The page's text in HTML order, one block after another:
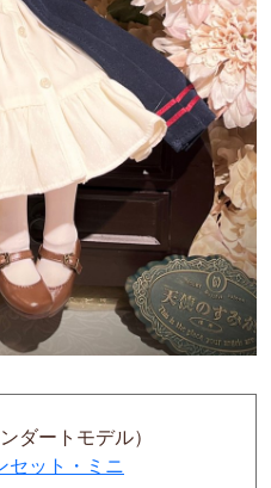
ダートモデル）
セット・ミニ